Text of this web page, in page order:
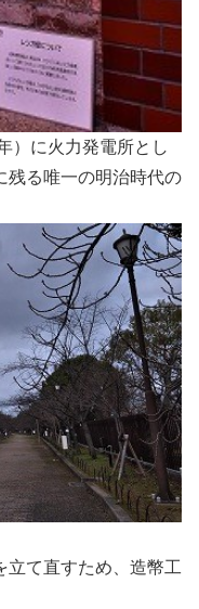
）に火力発電所とし
残る唯一の明治時代の
立て直すため、造幣工